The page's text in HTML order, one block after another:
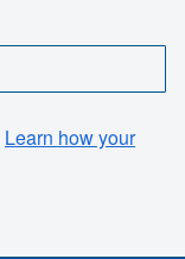
Learn how your